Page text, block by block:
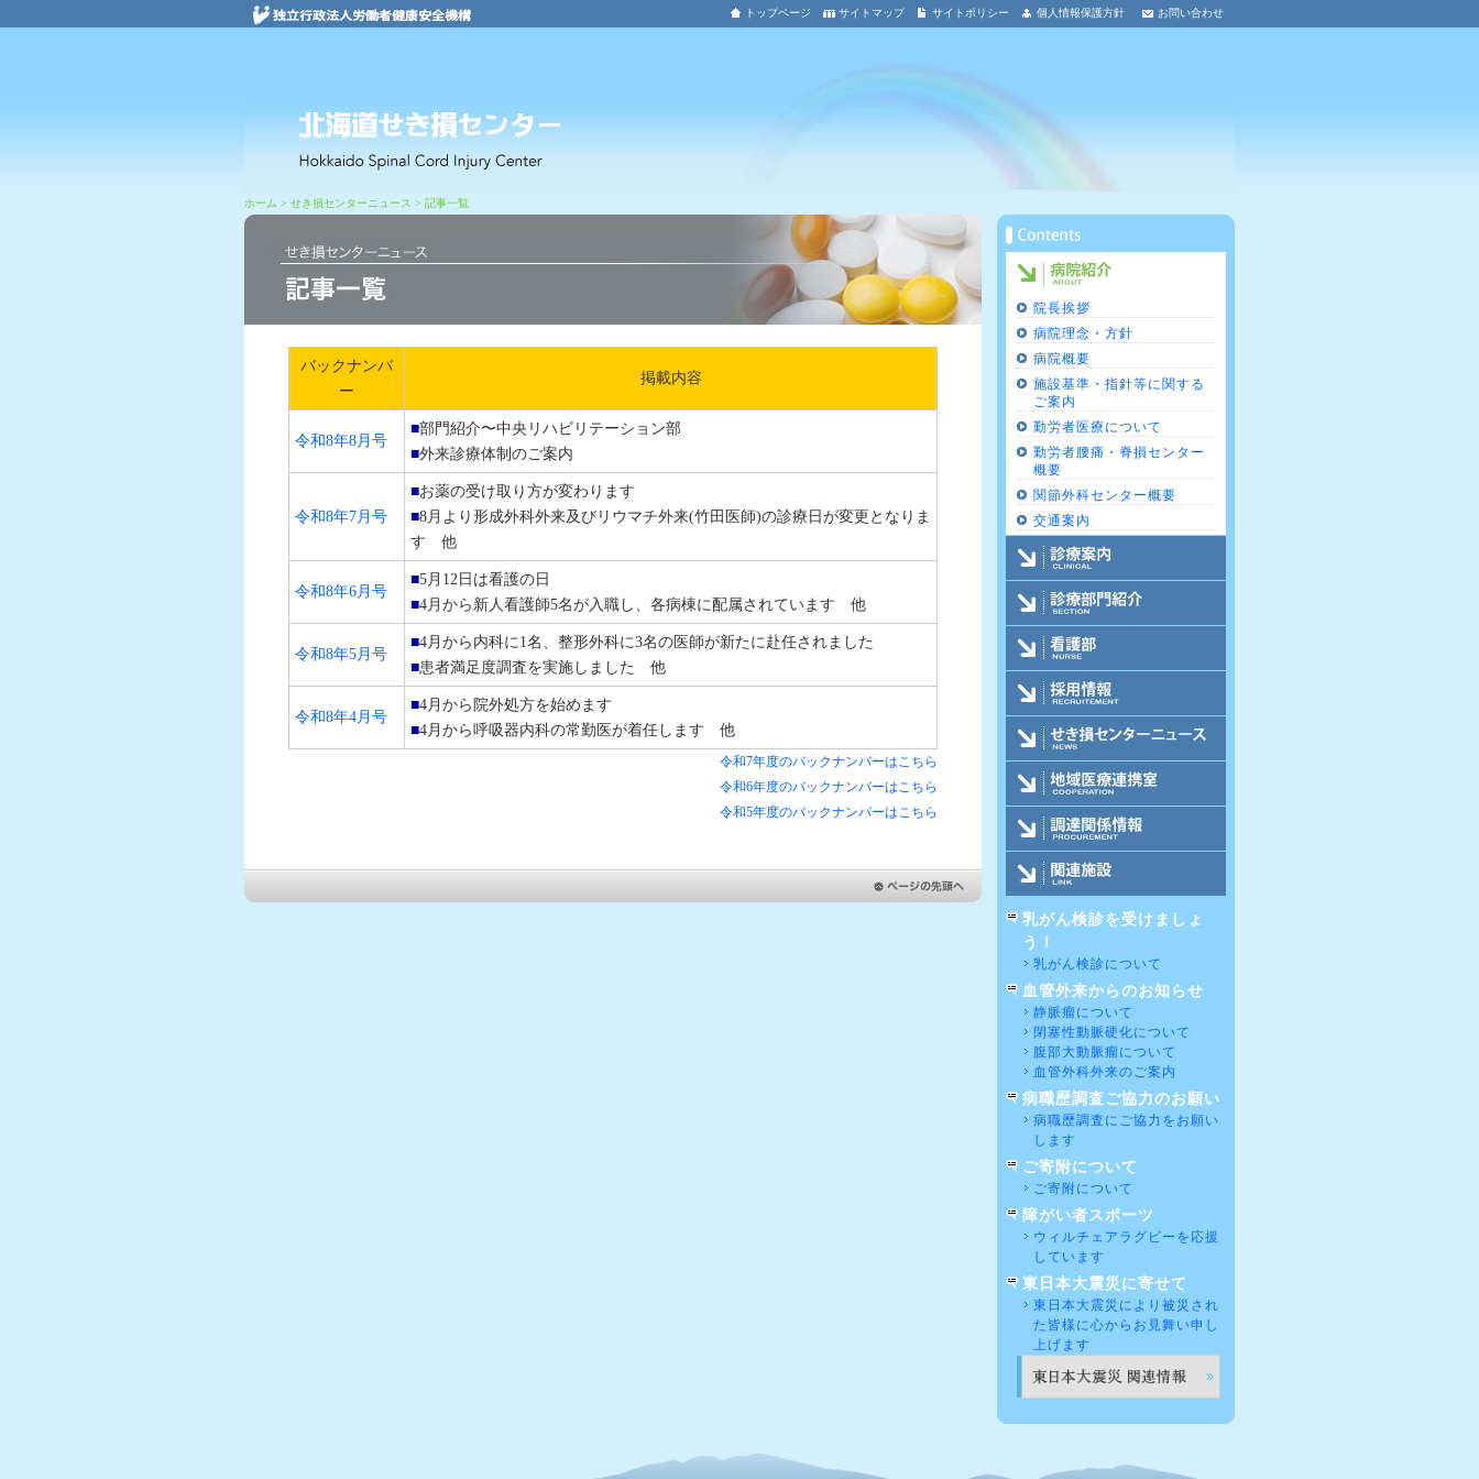
お問い合わせ
個人情報保護方針
サイトポリシー
サイトマップ
トップページ
ホーム > せき損センターニュース > 記事一覧
バックナンバ
ー
掲載内容
令和8年8月号
■部門紹介〜中央リハビリテーション部
■外来診療体制のご案内
令和8年7月号
■お薬の受け取り方が変わります
■8月より形成外科外来及びリウマチ外来(竹田医師)の診療日が変更となりま
す 他
令和8年6月号
■5月12日は看護の日
■4月から新人看護師5名が入職し、各病棟に配属されています 他
令和8年5月号
■4月から内科に1名、整形外科に3名の医師が新たに赴任されました
■患者満足度調査を実施しました 他
令和8年4月号
■4月から院外処方を始めます
■4月から呼吸器内科の常勤医が着任します 他
令和7年度のバックナンバーはこちら
令和6年度のバックナンバーはこちら
令和5年度のバックナンバーはこちら
病院紹介
院長挨拶
病院理念・方針
病院概要
施設基準・指針等に関する
ご案内
勤労者医療について
勤労者腰痛・脊損センター
概要
関節外科センター概要
交通案内
診療案内
診療部門紹介
看護部
労災病院ニュース
関連施設
乳がん検診を受けましょ
う！
乳がん検診について
血管外来からのお知らせ
静脈瘤について
閉塞性動脈硬化について
腹部大動脈瘤について
血管外科外来のご案内
病職歴調査ご協力のお願い
病職歴調査にご協力をお願い
します
ご寄附について
ご寄附について
障がい者スポーツ
ウィルチェアラグビーを応援
しています
東日本大震災に寄せて
東日本大震災により被災され
た皆様に心からお見舞い申し
上げます